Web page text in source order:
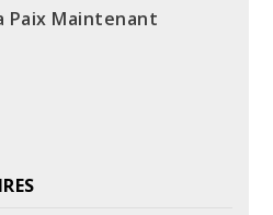
Paix Maintenant